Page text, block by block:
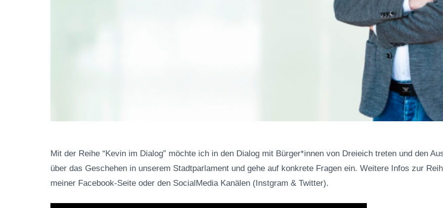
Mit der Reihe “Kevin im Dialog” möchte ich in den Dialog mit Bürger*innen von Dreieich treten und den
über das Geschehen in unserem Stadtparlament und gehe auf konkrete Fragen ein. Weitere Infos zur
meiner Facebook-Seite oder den SocialMedia Kanälen (Instgram & Twitter).